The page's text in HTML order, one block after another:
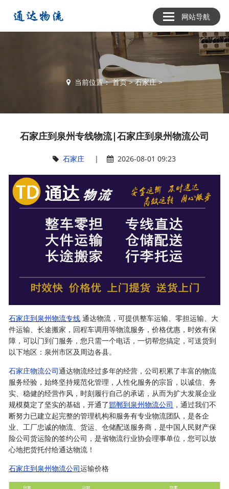
网站导航
当前位置：首页>石家庄>
石家庄到泉州专线物流|石家庄到泉州物流公司
石家庄 | 2026-08-01 09:23
石家庄到泉州物流专线 通达物流，可提供整车运输、零担运输、大
件运输、长途搬家，回程车调用等物流服务，价格优惠，时效有保
障，可以门到门服务，您只需一个电话，一切帮您搞定，可送货到
以下地区：泉州市区及周边各县。
石家庄物流公司通达物流经过多年的经营，公司积累了丰富的物流
服务经验，始终坚持规范化管理，人性化服务的宗旨，以诚信、务
实、稳健的经营作风，时刻履行自己的承诺，从而为扩大发展企业
规模奠定了坚实的基础，开通了邯郸到泉州物流公司 ，通过我们不
断努力已建立起完整的管理机构和服务有专业物流团队，是各企
业、工厂忠诚的物流、货运、仓储配送服务商，是中国人民财产保
险公司货运险的签约公司，是省物流行业协会理事单位，您可以放
心地把货托付给通达物流！
石家庄到泉州物流公司运输价格